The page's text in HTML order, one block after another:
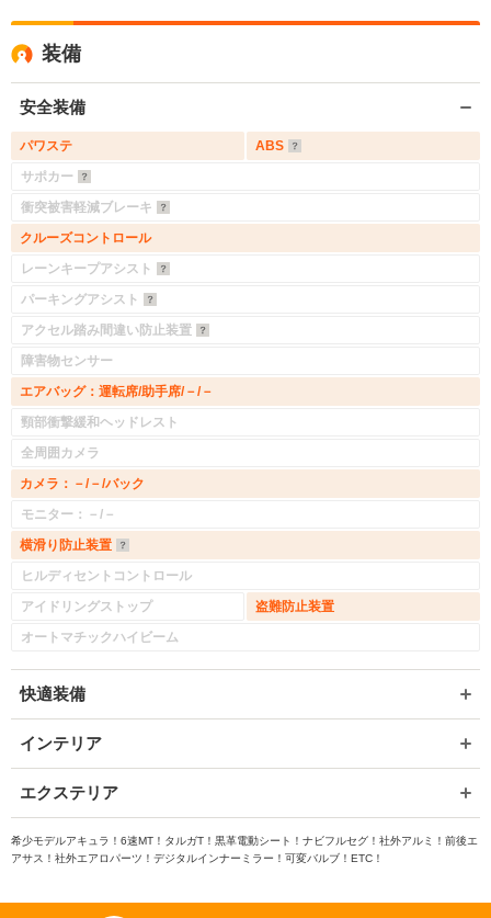
装備
安全装備
パワステ
ABS
サポカー
衝突被害軽減ブレーキ
クルーズコントロール
レーンキープアシスト
パーキングアシスト
アクセル踏み間違い防止装置
障害物センサー
エアバッグ：運転席/助手席/－/－
頸部衝撃緩和ヘッドレスト
全周囲カメラ
カメラ：－/－/バック
モニター：－/－
横滑り防止装置
ヒルディセントコントロール
アイドリングストップ
盗難防止装置
オートマチックハイビーム
快適装備
インテリア
エクステリア
希少モデルアキュラ！6速MT！タルガT！黒革電動シート！ナビフルセグ！社外アルミ！前後エ
アサス！社外エアロパーツ！デジタルインナーミラー！可変バルブ！ETC！
入力途中の情報を保存しますか？
※次回問い合わせをする際に自動入力されます
※保存された情報は
90日で破棄されます
いいえ はい